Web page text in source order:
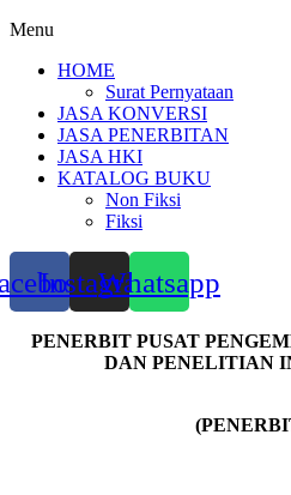
Menu
HOME
Surat Pernyataan
JASA KONVERSI
JASA PENERBITAN
JASA HKI
KATALOG BUKU
Non Fiksi
Fiksi
InstagramWhatsapp
PENERBIT PUSAT
DAN PENELITIAN